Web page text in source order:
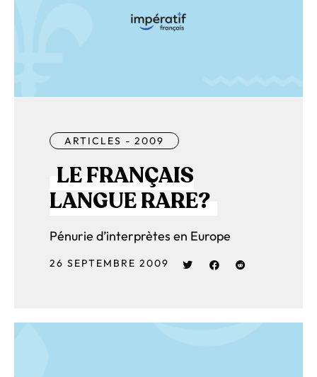
ARTICLES - 2009
LE FRANÇAIS
LANGUE RARE?
Pénurie d’interprètes en Europe
26 SEPTEMBRE 2009